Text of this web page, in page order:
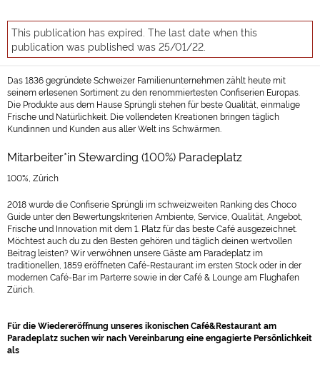
This publication has expired. The last date when this
publication was published was 25/01/22.
Das 1836 gegründete Schweizer Familienunternehmen zählt heute mit
seinem erlesenen Sortiment zu den renommiertesten Confiserien Europas.
Die Produkte aus dem Hause Sprüngli stehen für beste Qualität, einmalige
Frische und Natürlichkeit. Die vollendeten Kreationen bringen täglich
Kundinnen und Kunden aus aller Welt ins Schwärmen.
Mitarbeiter*in Stewarding (100%) Paradeplatz
100%, Zürich
2018 wurde die Confiserie Sprüngli im schweizweiten Ranking des Choco
Guide unter den Bewertungskriterien Ambiente, Service, Qualität, Angebot,
Frische und Innovation mit dem 1. Platz für das beste Café ausgezeichnet.
Möchtest auch du zu den Besten gehören und täglich deinen wertvollen
Beitrag leisten? Wir verwöhnen unsere Gäste am Paradeplatz im
traditionellen, 1859 eröffneten Café-Restaurant im ersten Stock oder in der
modernen Café-Bar im Parterre sowie in der Café & Lounge am Flughafen
Zürich.
Für die Wiedereröffnung unseres ikonischen Café&Restaurant am
Paradeplatz suchen wir nach Vereinbarung eine engagierte Persönlichkeit
als